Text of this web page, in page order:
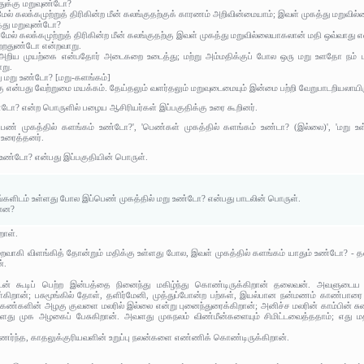
மறுவுண்டோ?
கலக்கமுற்றுத் திரிகின்ற மீன் கலங்குதற்குக் காரணம் அறிவின்மையாம்; இவள் முகத்து
மறுவுண்டோ?
மேல் கலக்கமுற்றுத் திரிகின்ற மீன் கலங்குதற்கு இவள் முகத்து மறுவில்லையாகலான் மதி ஒவ்வாது
என்றவாறு.
அறிய முயற்கை என்பதோர் அடைகறை உடைத்து; மற்று அம்மதிக்குப் போல ஒரு மறு உளதோ நம்
மறு உண்டோ? [மறு-களங்கம்]
என்பது வேற்றுமை மயக்கம். தேய்தலும் வளர்தலும் மறுவுடைமையும் இன்மை பற்றி
என்ற பொருளில் பழைய ஆசிரியர்கள் இப்பகுதிக்கு உரை கூறினர்.
முகத்தில் களங்கம் உண்டோ?', 'பெண்கள் முகத்தில் களங்கம் உண்டா? (இல்லை)', 'மறு
என்பது இப்பகுதியின் பொருள்.
உள்ளது போல இப்பெண் முகத்தில் மறு உண்டோ? என்பது பாடலின் பொருள்.
விளங்கித் தோன்றும் மதிக்கு உள்ளது போல, இவள் முகத்தில் களங்கம் யாதும் உண்டோ? -
கூடிப் பெற்ற இன்பத்தை நினைந்து மகிழ்ந்து கொண்டிருக்கிறான் தலைவன்.
பசுமூங்கில் தோள், தளிர்மேனி, முத்துப்போன்ற பற்கள், இயல்பான நன்மணம்
அழகு குவளை மலரில் இல்லை என்று புனைந்துரைக்கிறான்; அனிச்ச மலரின் காம்பின்
முக அழகைப் பேசுகிறான். அவளது முகநலம் விண்மீன்களையும் சிமிட்டவைத்ததாம்; எது
காதலுக்குரியவளின் உறுப்பு நலன்களை எண்ணிக் கொண்டிருக்கிறான்.